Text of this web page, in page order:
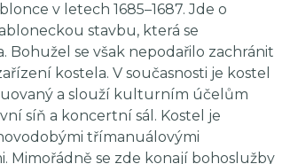
v letech 1685–1687. Jde o
stavbu, která se
Bohužel se však nepodařilo zachránit
kostela. V současnosti je kostel
a slouží kulturním účelům
síň a koncertní sál. Kostel je
třímanuálovými
Mimořádně se zde konají bohoslužby